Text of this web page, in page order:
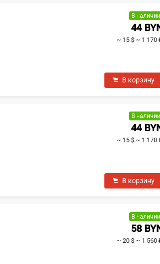
В наличии
44
~ 15 $ ~ 1 170
В корзину
В наличии
44
~ 15 $ ~ 1 170
В корзину
В наличии
58
~ 20 $ ~ 1 560